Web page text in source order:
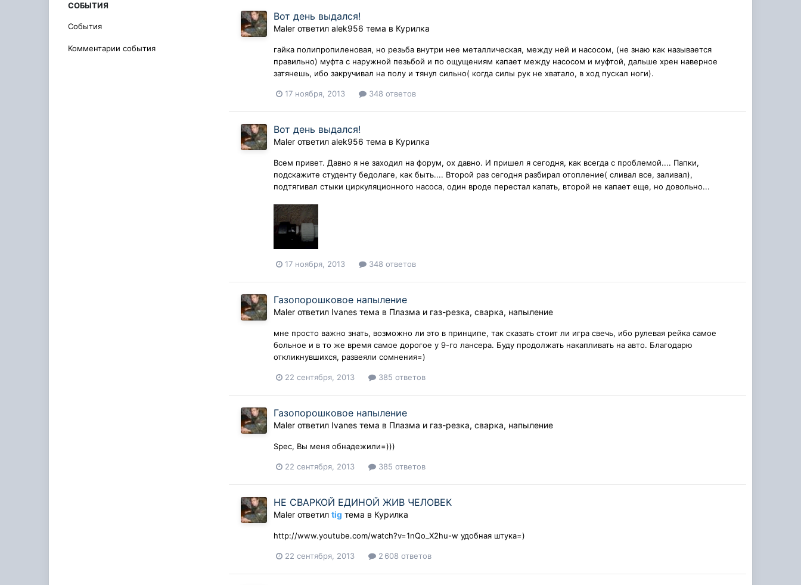
СОБЫТИЯ
События
Комментарии события
Вот день выдался!
Maler ответилalek956 тема в Курилка
гайка полипропиленовая, но резьба внутри нее металлическая, между ней и насосом, (не знаю как называется
правильно) муфта с наружной пезьбой и по ощущениям капает между насосом и муфтой, дальше хрен наверное
затянешь, ибо закручивал на полу и тянул сильно( когда силы рук не хватало, в ход пускал ноги).
17 ноября, 2013 348 ответов
Вот день выдался!
Maler ответилalek956 тема в Курилка
Всем привет. Давно я не заходил на форум, ох давно. И пришел я сегодня, как всегда с проблемой.... Папки,
подскажите студенту бедолаге, как быть.... Второй раз сегодня разбирал отопление( сливал все, заливал),
подтягивал стыки циркуляционного насоса, один вроде перестал капать, второй не капает еще, но довольно...
17 ноября, 2013 348 ответов
Газопорошковое напыление
Maler ответил Ivanes тема в Плазма и газ-резка, сварка, напыление
мне просто важно знать, возможно ли это в принципе, так сказать стоит ли игра свечь, ибо рулевая рейка самое
больное и в то же время самое дорогое у 9-го лансера. Буду продолжать накапливать на авто. Благодарю
откликнувшихся, развеяли сомнения=)
22 сентября, 2013 385 ответов
Газопорошковое напыление
Maler ответил Ivanes тема в Плазма и газ-резка, сварка, напыление
Spec, Вы меня обнадежили=)))
22 сентября, 2013 385 ответов
НЕ СВАРКОЙ ЕДИНОЙ ЖИВ ЧЕЛОВЕК
Maler ответилtig тема в Курилка
http://www.youtube.com/watch?v=1nQo_X2hu-w удобная штука=)
22 сентября, 2013 2 608 ответов